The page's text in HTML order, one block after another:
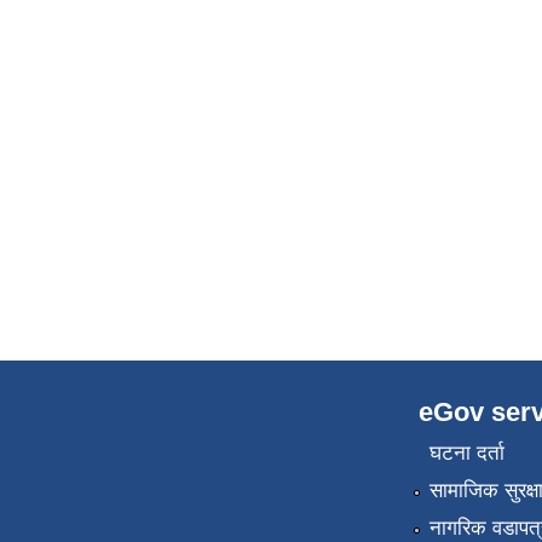
eGov
घटना दर्ता
सामाजिक सुरक्षा
नागरिक